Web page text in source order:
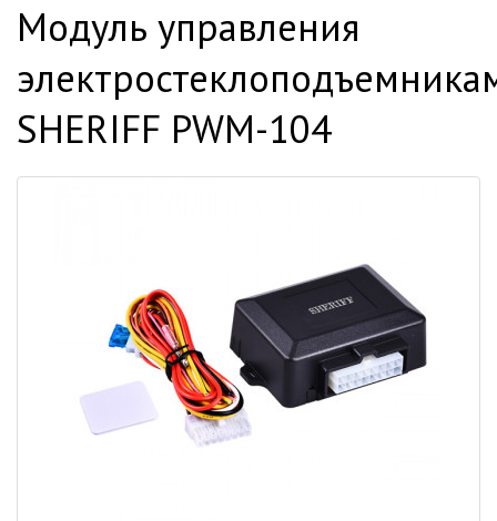
Модуль управления
SHERIFF PWM-104